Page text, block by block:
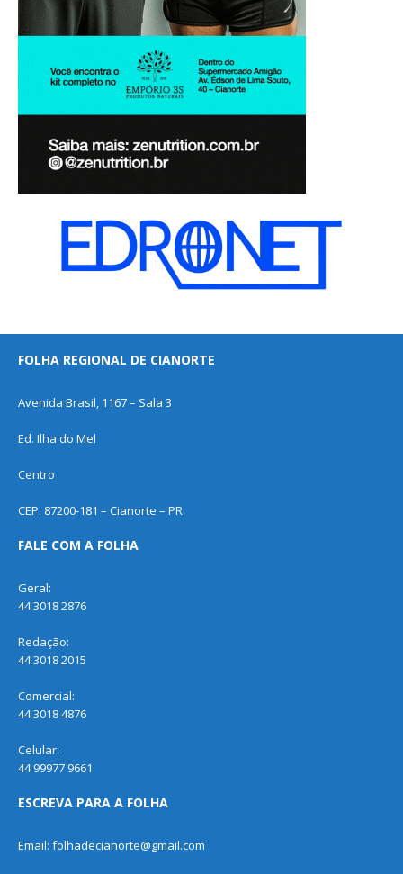
FOLHA REGIONAL DE CIANORTE
Avenida Brasil, 1167 – Sala 3
Ed. Ilha do Mel
Centro
CEP: 87200-181 – Cianorte – PR
FALE COM A FOLHA
Geral:
44 3018 2876
Redação:
44 3018 2015
Comercial:
44 3018 4876
Celular:
44 99977 9661
ESCREVA PARA A FOLHA
Email: folhadecianorte@gmail.com